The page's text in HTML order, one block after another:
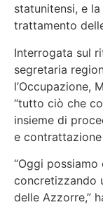
statunitensi, e
trattamento
Interrogata sul
segretaria
l’Occupazione,
“tutto ciò che
insieme di
e
“Oggi
concretizzando
delle Azzorre,”